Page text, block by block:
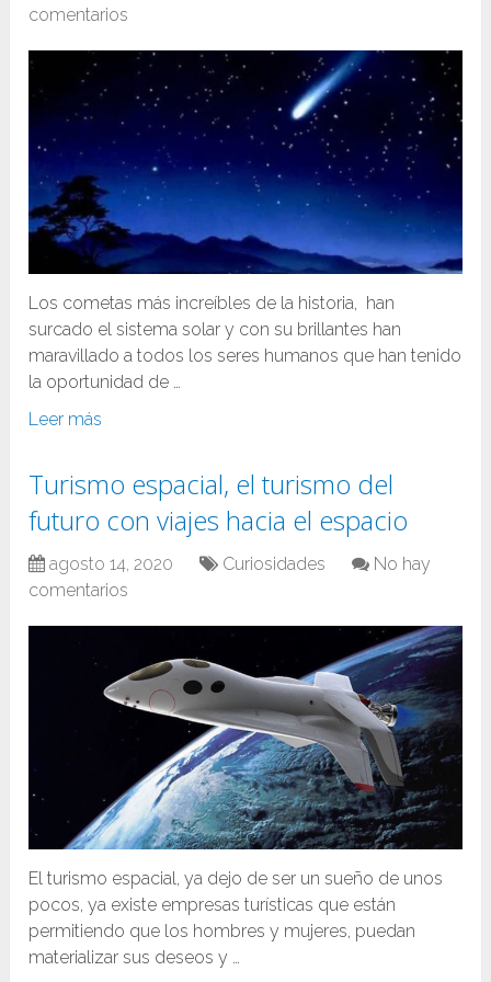
comentarios
Los cometas más increíbles de la historia, han
surcado el sistema solar y con su brillantes han
maravillado a todos los seres humanos que han tenido
la oportunidad de …
Leer más
Turismo espacial, el turismo del
futuro con viajes hacia el espacio
agosto 14, 2020 Curiosidades
No hay
comentarios
El turismo espacial, ya dejo de ser un sueño de unos
pocos, ya existe empresas turísticas que están
permitiendo que los hombres y mujeres, puedan
materializar sus deseos y …